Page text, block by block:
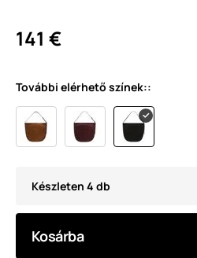
141 €
További elérhető színek::
Készleten 4 db
Kosárba